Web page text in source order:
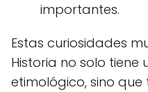
importantes.
Estas curiosidades
Historia no solo tiene
etimológico, sino